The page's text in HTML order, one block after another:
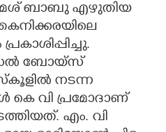
ബാബു എഴുതിയ
ബോയ്സ്
നടന്ന
കെ വി പ്രമോദാണ്
എം. വി